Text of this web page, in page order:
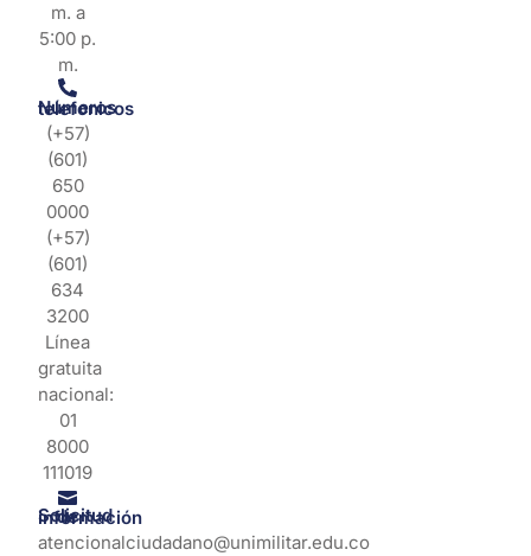
m. a
5:00 p.
m.
Números telefonicos
(+57)
(601)
650
0000
(+57)
(601)
634
3200
Línea
gratuita
nacional:
01
8000
111019
Solicitud de información
atencionalciudadano@unimilitar.edu.co